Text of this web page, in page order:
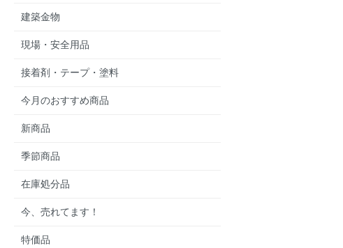
建築金物
現場・安全用品
接着剤・テープ・塗料
今月のおすすめ商品
新商品
季節商品
在庫処分品
今、売れてます！
特価品